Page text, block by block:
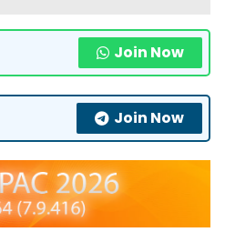
Join Now
Join Now